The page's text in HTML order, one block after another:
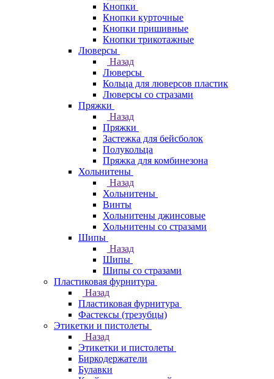
Кнопки
Кнопки курточные
Кнопки пришивные
Кнопки трикотажные
Люверсы
Назад
Люверсы
Кольца для люверсов пластик
Люверсы со стразами
Пряжки
Назад
Пряжки
Застежка для бейсболок
Полукольца
Пряжка для комбинезона
Хольнитены
Назад
Хольнитены
Винты
Хольнитены джинсовые
Хольнитены со стразами
Шипы
Назад
Шипы
Шипы со стразами
Пластиковая фурнитура
Назад
Пластиковая фурнитура
Фастексы (трезубцы)
Этикетки и пистолеты
Назад
Этикетки и пистолеты
Биркодержатели
Булавки